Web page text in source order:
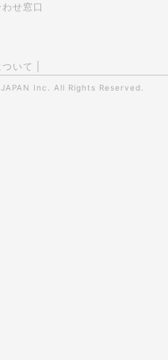
せ窓口
いて
Inc. All Rights Reserved.